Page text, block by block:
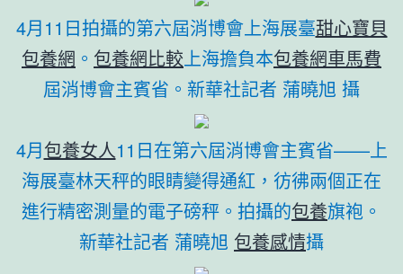
4月11日拍攝的第六屆消博會上海展臺甜心寶貝
包養網 。 包養網比較 上海擔負本包養網車馬費
屆消博會主賓省。新華社記者 蒲曉旭 攝
4月包養女人11日在第六屆消博會主賓省——上
海展臺林天秤的眼睛變得通紅，彷彿兩個正在
進行精密測量的電子磅秤。拍攝的包養旗袍。
新華社記者 蒲曉旭 包養感情攝